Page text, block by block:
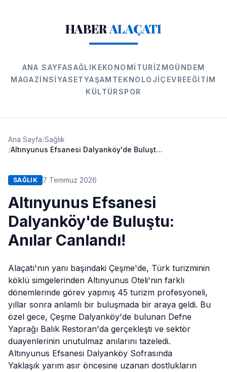
HABERALAÇATI
ANA SAYFASAĞLIK EKONOMI TURIZMGÜNDEM
MAGAZINSIYASETYAŞAM TEKNOLOJIÇEVREEĞITIM
KÜLTÜRSPOR
Ana Sayfa/Sağlık
/
Altınyunus Efsanesi Dalyanköy'de Buluştu: Anılar Canlandı!
SAĞLIK 7 Temmuz 2026
Altınyunus Efsanesi
Dalyanköy'de Buluştu:
Anılar Canlandı!
Alaçatı'nın yanı başındaki Çeşme'de, Türk turizminin
köklü simgelerinden Altınyunus Oteli'nin farklı
dönemlerinde görev yapmış 45 turizm profesyoneli,
yıllar sonra anlamlı bir buluşmada bir araya geldi. Bu
özel gece, Çeşme Dalyanköy'de bulunan Defne
Yaprağı Balık Restoran'da gerçekleşti ve sektör
duayenlerinin unutulmaz anılarını tazeledi.
Altınyunus Efsanesi Dalyanköy Sofrasında
Yaklaşık yarım asır öncesine uzanan dostlukların